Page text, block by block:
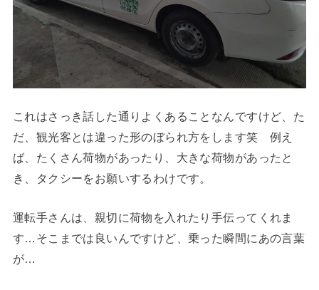
これはさっき話した通りよくあることなんですけど、た
だ、観光客とは違った形のぼられ方をします笑 例え
ば、たくさん荷物があったり、大きな荷物があったと
き、タクシーをお願いするわけです。
運転手さんは、親切に荷物を入れたり手伝ってくれま
す…そこまでは良いんですけど、乗った瞬間にあの言葉
が…